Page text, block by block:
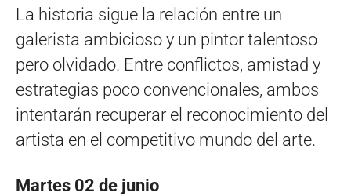
La historia sigue la relación entre un
galerista ambicioso y un pintor talentoso
pero olvidado. Entre conflictos, amistad y
estrategias poco convencionales, ambos
intentarán recuperar el reconocimiento del
artista en el competitivo mundo del arte.
Martes 02 de junio